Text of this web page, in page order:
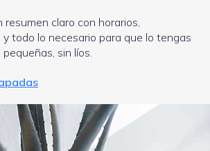
claro con horarios,
todo lo necesario para que lo tengas
sin líos.